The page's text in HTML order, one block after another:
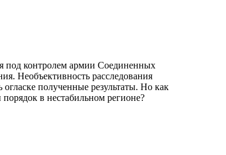
под контролем армии Соединенных
Необъективность расследования
полученные результаты. Но как
в нестабильном регионе?